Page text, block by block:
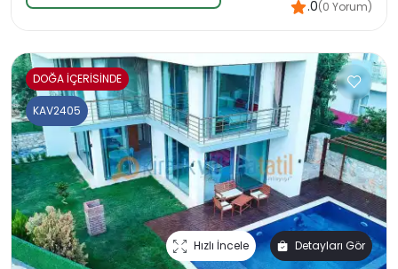
.0(0 Yorum)
DOĞA İÇERİSİNDE
Hızlı İncele Detayları Gör
KAV2405